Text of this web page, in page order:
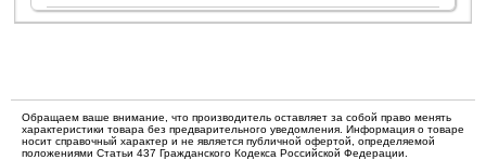
Обращаем ваше внимание, что производитель оставляет за собой право менять
характеристики товара без предварительного уведомления. Информация о товаре
носит справочный характер и не является публичной офертой, определяемой
положениями Статьи 437 Гражданского Кодекса Российской Федерации.